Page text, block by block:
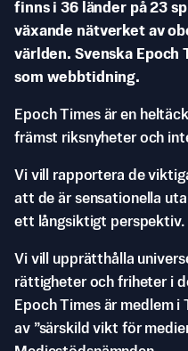
finns i 36 länder på 23
växande nätverket av
världen. Svenska Epoch
som webbtidning.
Epoch Times är en
främst riksnyheter och
Vi vill rapportera de
att de är sensationella
ett långsiktigt perspektiv.
Vi vill upprätthålla
rättigheter och friheter i
Epoch Times är medlem
av ”särskild vikt för